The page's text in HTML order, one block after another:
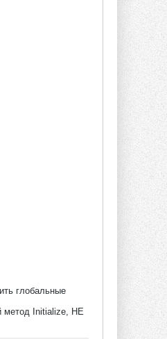
глобальные
метод Initialize, НЕ